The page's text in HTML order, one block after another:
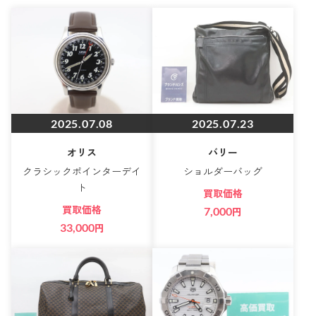
2025.07.08
オリス
クラシックポインターデイ
ト
買取価格
33,000円
2025.07.23
バリー
ショルダーバッグ
買取価格
7,000円